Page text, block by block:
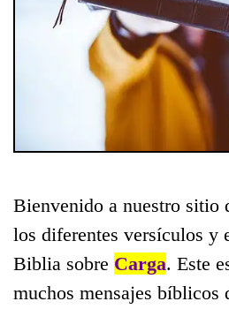
Bienvenido a nuestro sitio
los diferentes versículos y
Biblia sobre Carga. Este
muchos mensajes bíblicos